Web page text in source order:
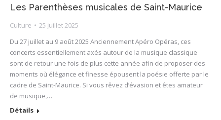
Les Parenthèses musicales de Saint-Maurice
Culture
25 juillet 2025
Du 27 juillet au 9 août 2025 Anciennement Apéro Opéras, ces
concerts essentiellement axés autour de la musique classique
sont de retour une fois de plus cette année afin de proposer des
moments où élégance et finesse épousent la poésie offerte par le
cadre de Saint-Maurice. Si vous rêvez d’évasion et êtes amateur
de musique,…
Détails